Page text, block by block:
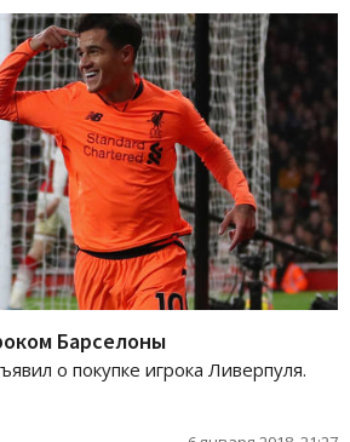
Барселоны
о покупке игрока Ливерпуля.